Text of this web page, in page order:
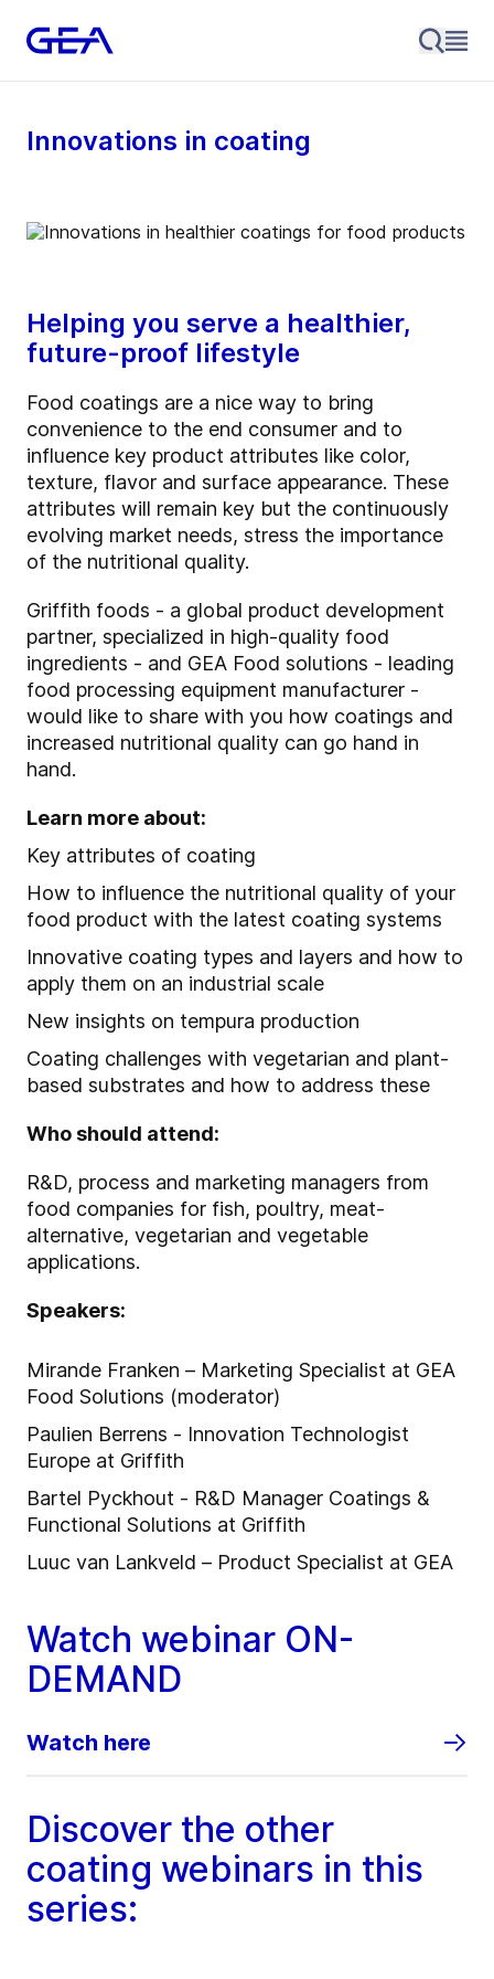
Innovations in coating
Helping you serve a healthier,
future-proof lifestyle
Food coatings are a nice way to bring
convenience to the end consumer and to
influence key product attributes like color,
texture, flavor and surface appearance. These
attributes will remain key but the continuously
evolving market needs, stress the importance
of the nutritional quality.
Griffith foods - a global product development
partner, specialized in high-quality food
ingredients - and GEA Food solutions - leading
food processing equipment manufacturer -
would like to share with you how coatings and
increased nutritional quality can go hand in
hand.
Learn more about:
Key attributes of coating
How to influence the nutritional quality of your
food product with the latest coating systems
Innovative coating types and layers and how to
apply them on an industrial scale
New insights on tempura production
Coating challenges with vegetarian and plant-
based substrates and how to address these
Who should attend:
R&D, process and marketing managers from
food companies for fish, poultry, meat-
alternative, vegetarian and vegetable
applications.
Speakers:
Mirande Franken – Marketing Specialist at GEA
Food Solutions (moderator)
Paulien Berrens - Innovation Technologist
Europe at Griffith
Bartel Pyckhout - R&D Manager Coatings &
Functional Solutions at Griffith
Luuc van Lankveld – Product Specialist at GEA
Watch webinar ON-
DEMAND
Watch here
Discover the other
coating webinars in this
series: